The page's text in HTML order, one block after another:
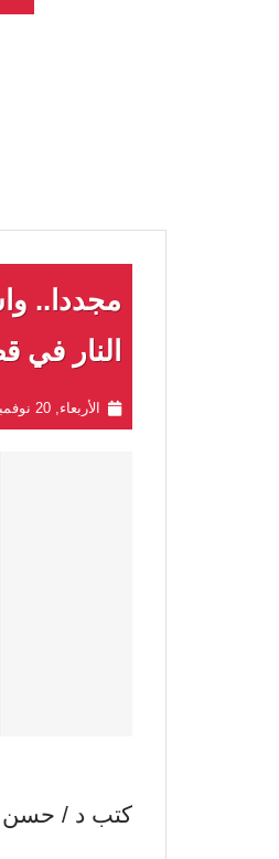
مجددا..
النار في
الأربعاء, 20 نوفمبر 2024
كتب د / حسن